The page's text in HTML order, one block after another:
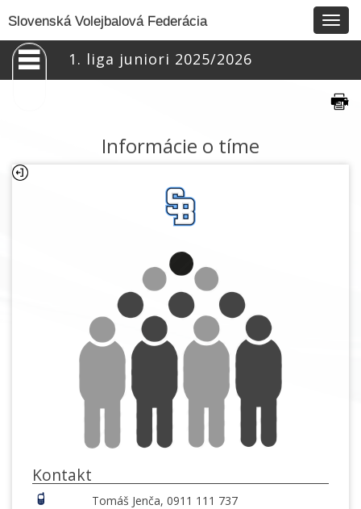
Slovenská Volejbalová Federácia
1. liga juniori 2025/2026
Informácie o tíme
Kontakt
Tomáš Jenča, 0911 111 737